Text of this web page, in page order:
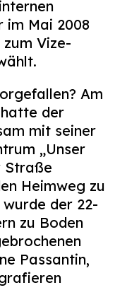
im Mai 2008
Vize-
Am
der
mit seiner
„Unser
Straße
Heimweg zu
der 22-
zu Boden
Passantin,